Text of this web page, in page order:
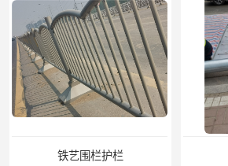
铁艺围栏护栏